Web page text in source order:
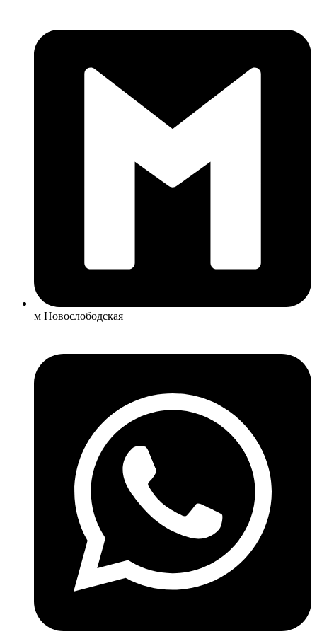
м Новослободская